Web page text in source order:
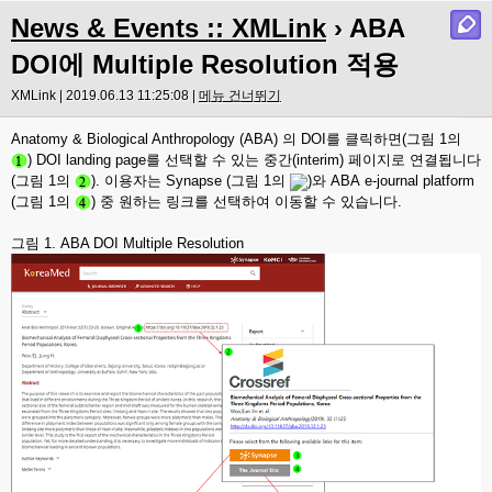
News & Events :: XMLink › ABA
DOI에 Multiple Resolution 적용
XMLink | 2019.06.13 11:25:08 | 메뉴 건너뛰기
Anatomy & Biological Anthropology (ABA) 의 DOI를 클릭하면(그림 1의
) DOI landing page를 선택할 수 있는 중간(interim) 페이지로 연결됩니다
(그림 1의
). 이용자는 Synapse (그림 1의
)와 ABA e-journal platform
(그림 1의 ) 중 원하는 링크를 선택하여 이동할 수 있습니다.
그림 1. ABA DOI Multiple Resolution